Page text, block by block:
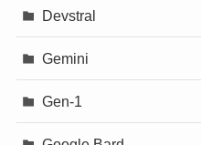
Devstral
Gemini
Gen-1